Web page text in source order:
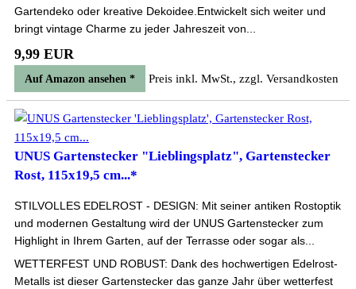
Gartendeko oder kreative Dekoidee.Entwickelt sich weiter und
bringt vintage Charme zu jeder Jahreszeit von...
9,99 EUR
Auf Amazon ansehen * Preis inkl. MwSt., zzgl. Versandkosten
UNUS Gartenstecker "Lieblingsplatz", Gartenstecker
Rost, 115x19,5 cm...*
STILVOLLES EDELROST - DESIGN: Mit seiner antiken Rostoptik
und modernen Gestaltung wird der UNUS Gartenstecker zum
Highlight in Ihrem Garten, auf der Terrasse oder sogar als...
WETTERFEST UND ROBUST: Dank des hochwertigen Edelrost-
Metalls ist dieser Gartenstecker das ganze Jahr über wetterfest